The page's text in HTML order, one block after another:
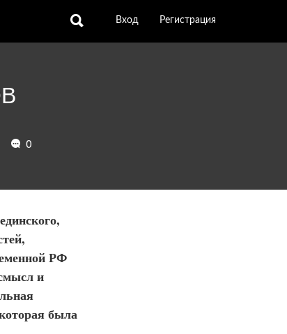
Вход Регистрация
0
РФ
и
была